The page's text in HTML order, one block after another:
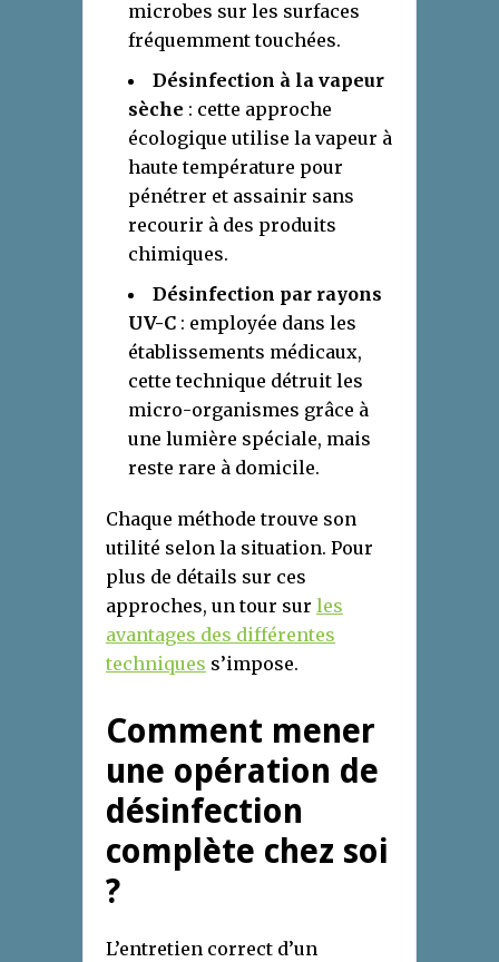
microbes sur les surfaces
fréquemment touchées.
Désinfection à la vapeur
sèche : cette approche
écologique utilise la vapeur à
haute température pour
pénétrer et assainir sans
recourir à des produits
chimiques.
Désinfection par rayons
UV-C : employée dans les
établissements médicaux,
cette technique détruit les
micro-organismes grâce à
une lumière spéciale, mais
reste rare à domicile.
Chaque méthode trouve son
utilité selon la situation. Pour
plus de détails sur ces
approches, un tour sur les
avantages des différentes
techniques s’impose.
Comment mener
une opération de
désinfection
complète chez soi
?
L’entretien correct d’un